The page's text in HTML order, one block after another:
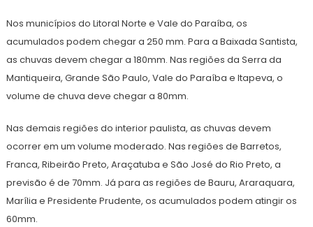
Nos municípios do Litoral Norte e Vale do Paraíba, os
acumulados podem chegar a 250 mm. Para a Baixada Santista,
as chuvas devem chegar a 180mm. Nas regiões da Serra da
Mantiqueira, Grande São Paulo, Vale do Paraíba e Itapeva, o
volume de chuva deve chegar a 80mm.
Nas demais regiões do interior paulista, as chuvas devem
ocorrer em um volume moderado. Nas regiões de Barretos,
Franca, Ribeirão Preto, Araçatuba e São José do Rio Preto, a
previsão é de 70mm. Já para as regiões de Bauru, Araraquara,
Marília e Presidente Prudente, os acumulados podem atingir os
60mm.